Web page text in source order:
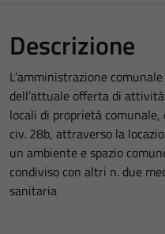
Descrizione
L’amministrazione
dell’attuale offerta di
locali di proprietà
civ. 28b, attraverso la
un ambiente e spazio
condiviso con altri n. due
sanitaria